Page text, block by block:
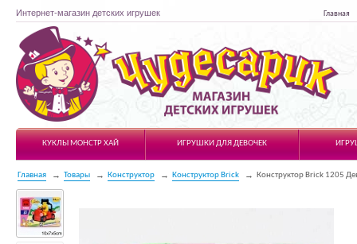
Интернет-магазин детских игрушек Главная
Чудесарик
КУКЛЫ МОНСТР ХАЙ
ИГРУШКИ ДЛЯ ДЕВОЧЕК
Главная Товары Конструктор Конструктор Brick Конструктор Brick 1205